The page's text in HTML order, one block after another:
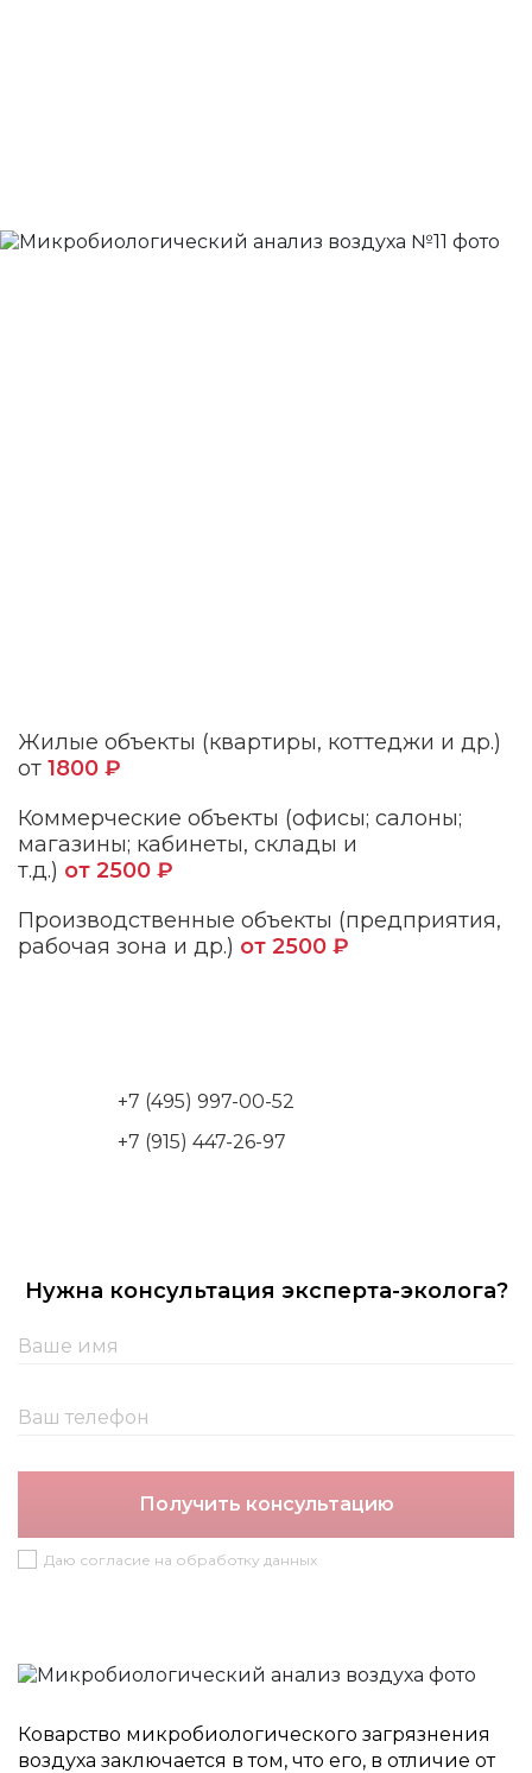
Жилые объекты (квартиры, коттеджи и др.)
от 1800 ₽
Коммерческие объекты (офисы; салоны;
магазины; кабинеты, склады и
т.д.) от 2500 ₽
Производственные объекты (предприятия,
рабочая зона и др.) от 2500 ₽
+7 (495) 997-00-52
+7 (915) 447-26-97
Нужна консультация эксперта-эколога?
Получить консультацию
Даю согласие на обработку данных
Коварство микробиологического загрязнения
воздуха заключается в том, что его, в отличие от